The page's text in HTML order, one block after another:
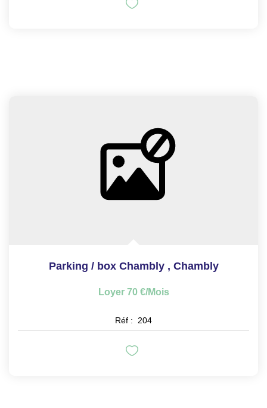
Parking / box Chambly , Chambly
Loyer 70 €/mois
Réf : 204